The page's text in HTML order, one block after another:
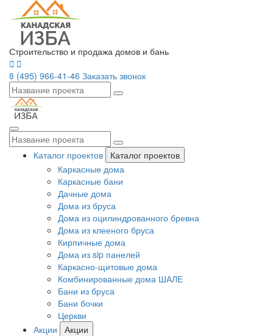
Строительство и продажа домов и бань
8 (495) 966-41-46 Заказать звонок
Каталог проектов
Каталог проектов
Каркасные дома
Каркасные бани
Дачные дома
Дома из бруса
Дома из оцилиндрованного бревна
Дома из клееного бруса
Кирпичные дома
Дома из sip панелей
Каркасно-щитовые дома
Комбинированные дома ШАЛЕ
Бани из бруса
Бани бочки
Церкви
Акции
Акции